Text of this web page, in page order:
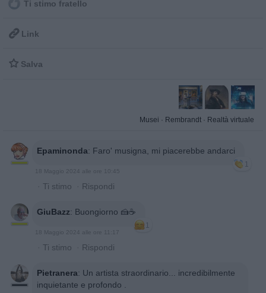
Ti stimo fratello
 Link
 Salva
Musei · Rembrandt · Realtà virtuale
Epaminonda: Faro' musigna, mi piacerebbe andarci
1
18 Maggio 2024 alle ore 10:45
· Ti stimo · Rispondi
GiuBazz: Buongiorno 🍰☕️
1
18 Maggio 2024 alle ore 11:17
· Ti stimo · Rispondi
Pietranera: Un artista straordinario... incredibilmente
inquietante e profondo .